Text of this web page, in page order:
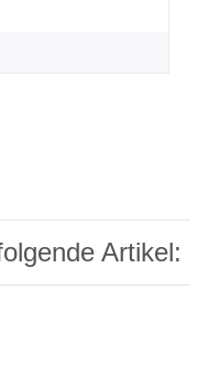
Artikel: